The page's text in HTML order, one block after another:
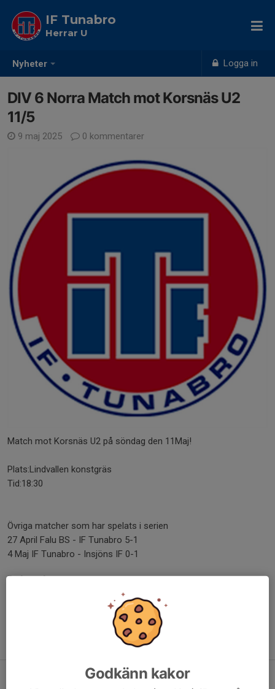
Nyheter Logga in
IF Tunabro
Herrar U
DIV 6 Norra Match mot Korsnäs U2
11/5
9 maj 2025 0 kommentarer
Match mot Korsnäs U2 på söndag den 11Maj!
Plats:Lindvallen konstgräs
Tid:18:30
Övriga matcher som har spelats i serien
27 April Falu BS - IF Tunabro 5-1
4 Maj IF Tunabro - Insjöns IF 0-1
Dela nyhet
28 jul, 21:06
Godkänn kakor